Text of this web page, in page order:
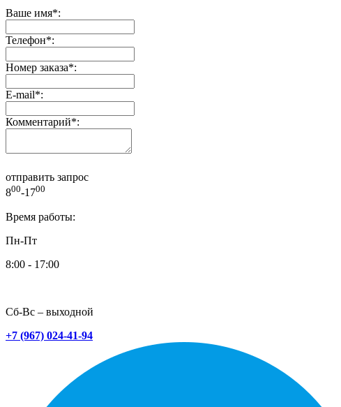
Ваше имя*:
Телефон*:
Номер заказа*:
E-mail*:
Комментарий*:
отправить запрос
800-1700
Время работы:
Пн-Пт
8:00 - 17:00
Сб-Вс – выходной
+7 (967) 024-41-94